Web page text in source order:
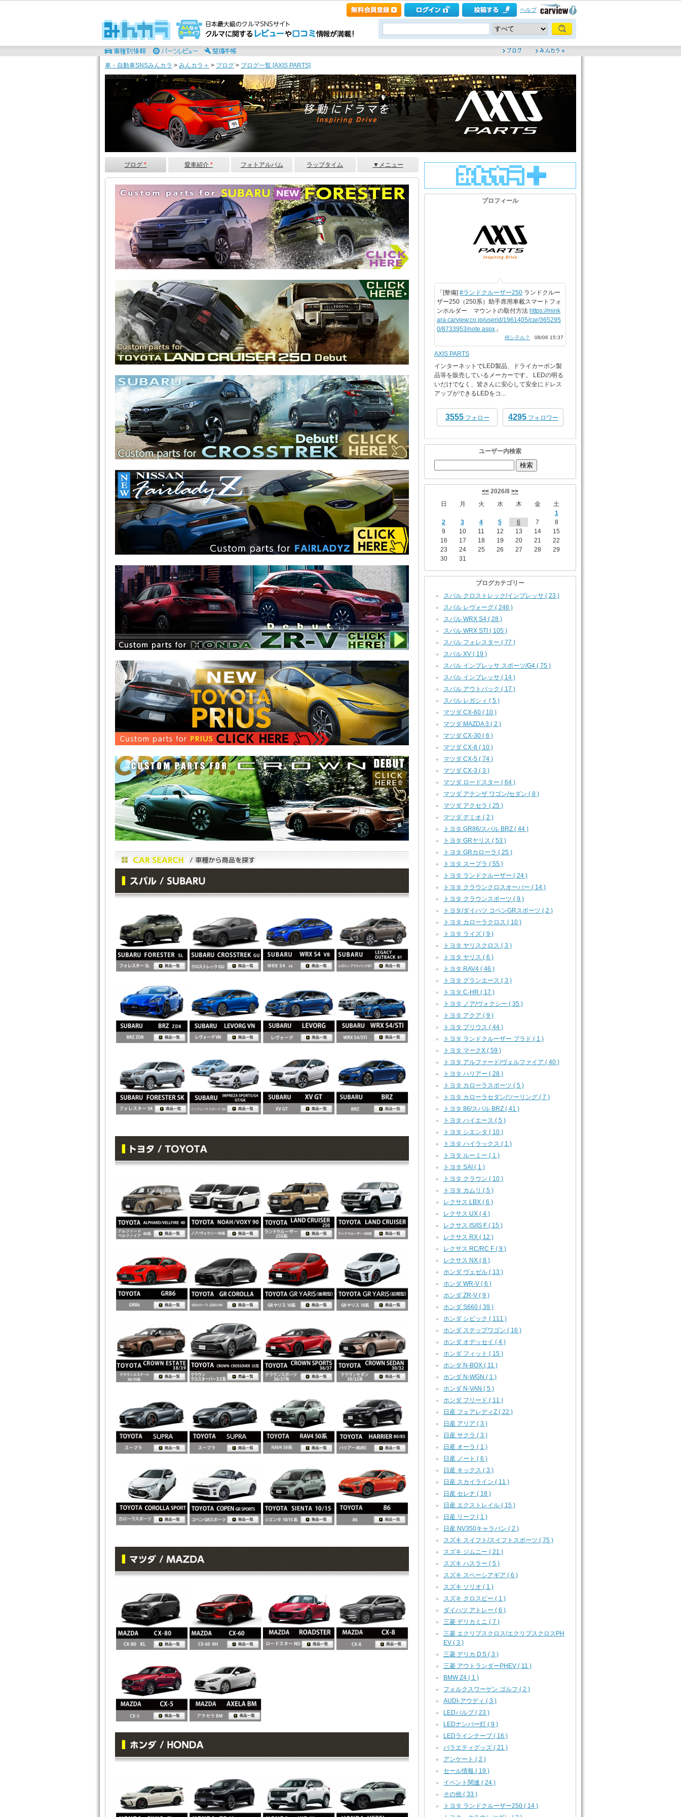
ヘルプ
車・自動車SNSみんカラ > みんカラ＋ > ブログ > ブログ一覧 [AXIS PARTS]
AXIS PARTSのページ
ブログ * 愛車紹介 * フォトアルバム ラップタイム ▼メニュー
プロフィール
「[整備] #ランドクルーザー250 ランドクルー
ザー250（250系）助手席用車載スマートフォ
ンホルダー マウントの取付方法 https://mink
ara.carview.co.jp/userid/1961405/car/365295
0/8733953/note.aspx 」
何シテル？ 08/06 15:37
AXIS PARTS
インターネットでLED製品、ドライカーボン製
品等を販売しているメーカーです。 LEDの明る
いだけでなく、皆さんに安心して安全にドレス
アップができるLEDをコ...
3555フォロー 4295フォロワー
ユーザー内検索
<< 2026/8 >>
日
月 火 水 木 金
土
1
2
3 4 5 6 7
8
9
10 11 12 13 14
15
16
17 18 19 20 21
22
23
24 25 26 27 28
29
30
31
ブログカテゴリー
スバル クロストレック/インプレッサ ( 23 )
スバル レヴォーグ ( 246 )
スバル WRX S4 ( 28 )
スバル WRX STI ( 105 )
スバル フォレスター ( 77 )
スバル XV ( 19 )
スバル インプレッサ スポーツ/G4 ( 75 )
スバル インプレッサ ( 14 )
スバル アウトバック ( 17 )
スバル レガシィ ( 5 )
マツダ CX-60 ( 10 )
マツダ MAZDA 3 ( 2 )
マツダ CX-30 ( 6 )
マツダ CX-8 ( 10 )
マツダ CX-5 ( 74 )
マツダ CX-3 ( 3 )
マツダ ロードスター ( 64 )
マツダ アテンザ ワゴン/セダン ( 8 )
マツダ アクセラ ( 25 )
マツダ デミオ ( 2 )
トヨタ GR86/スバル BRZ ( 44 )
トヨタ GRヤリス ( 53 )
トヨタ GRカローラ ( 25 )
トヨタ スープラ ( 55 )
トヨタ ランドクルーザー ( 24 )
トヨタ クラウンクロスオーバー ( 14 )
トヨタ クラウンスポーツ ( 9 )
トヨタ/ダイハツ コペンGRスポーツ ( 2 )
トヨタ カローラクロス ( 10 )
トヨタ ライズ ( 9 )
トヨタ ヤリスクロス ( 3 )
トヨタ ヤリス ( 6 )
トヨタ RAV4 ( 46 )
トヨタ グランエース ( 3 )
トヨタ C-HR ( 17 )
トヨタ ノア/ヴォクシー ( 35 )
トヨタ アクア ( 9 )
トヨタ プリウス ( 44 )
トヨタ ランドクルーザー プラド ( 1 )
トヨタ マークX ( 59 )
トヨタ アルファード/ヴェルファイア ( 40 )
トヨタ ハリアー ( 28 )
トヨタ カローラスポーツ ( 5 )
トヨタ カローラセダン/ツーリング ( 7 )
トヨタ 86/スバル BRZ ( 41 )
トヨタ ハイエース ( 5 )
トヨタ シエンタ ( 10 )
トヨタ ハイラックス ( 1 )
トヨタ ルーミー ( 1 )
トヨタ SAI ( 1 )
トヨタ クラウン ( 10 )
トヨタ カムリ ( 5 )
レクサス LBX ( 6 )
レクサス UX ( 4 )
レクサス IS/IS F ( 15 )
レクサス RX ( 12 )
レクサス RC/RC F ( 9 )
レクサス NX ( 8 )
ホンダ ヴェゼル ( 13 )
ホンダ WR-V ( 6 )
ホンダ ZR-V ( 9 )
ホンダ S660 ( 39 )
ホンダ シビック ( 111 )
ホンダ ステップワゴン ( 16 )
ホンダ オデッセイ ( 4 )
ホンダ フィット ( 15 )
ホンダ N-BOX ( 11 )
ホンダ N-WGN ( 1 )
ホンダ N-VAN ( 5 )
ホンダ フリード ( 11 )
日産 フェアレディZ ( 22 )
日産 アリア ( 3 )
日産 サクラ ( 3 )
日産 オーラ ( 1 )
日産 ノート ( 6 )
日産 キックス ( 3 )
日産 スカイライン ( 11 )
日産 セレナ ( 18 )
日産 エクストレイル ( 15 )
日産 リーフ ( 1 )
日産 NV350キャラバン ( 2 )
スズキ スイフト/スイフトスポーツ ( 75 )
スズキ ジムニー ( 21 )
スズキ ハスラー ( 5 )
スズキ スペーシアギア ( 6 )
スズキ ソリオ ( 1 )
スズキ クロスビー ( 1 )
ダイハツ アトレー ( 6 )
三菱 デリカミニ ( 7 )
三菱 エクリプスクロス/エクリプスクロスPH
EV ( 3 )
三菱 デリカ D:5 ( 3 )
三菱 アウトランダーPHEV ( 11 )
BMW Z4 ( 1 )
フォルクスワーゲン ゴルフ ( 2 )
AUDI-アウディ ( 3 )
LEDバルブ ( 23 )
LEDナンバー灯 ( 9 )
LEDラインテープ ( 16 )
バラエティグッズ ( 21 )
アンケート ( 2 )
セール情報 ( 19 )
イベント関連 ( 24 )
その他 ( 33 )
トヨタ ランドクルーザー250 ( 14 )